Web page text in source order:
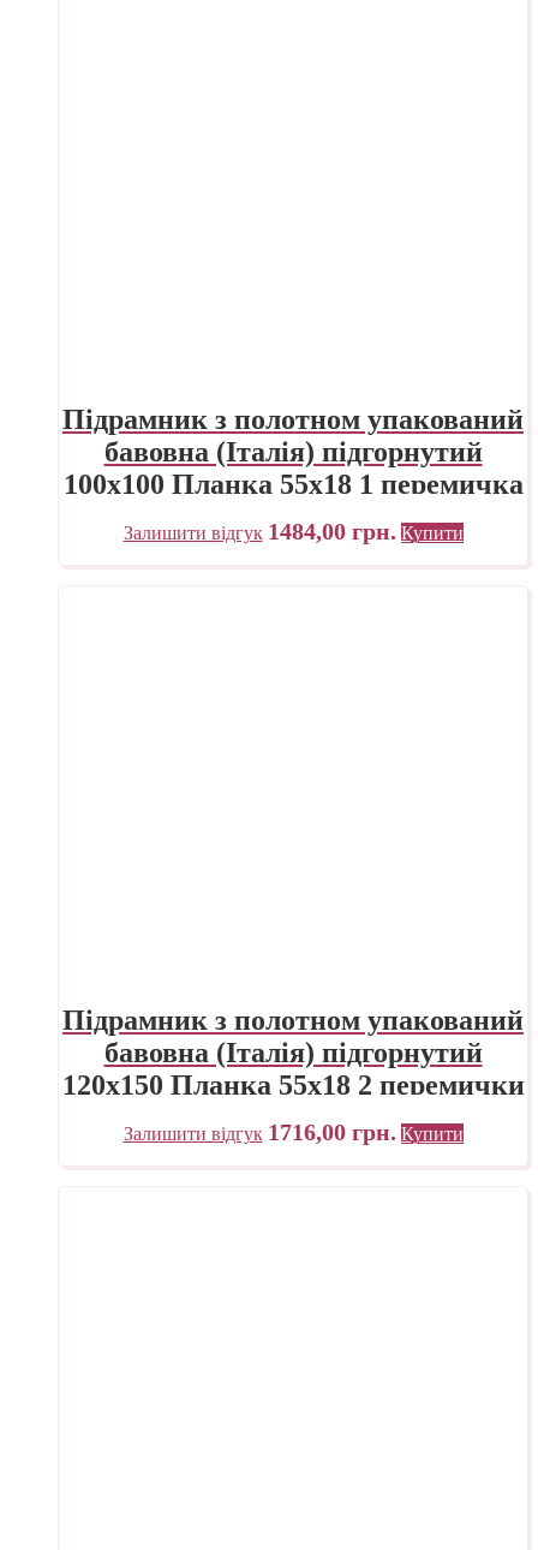
Підрамник з полотном упакований
бавовна (Італія) підгорнутий
100х100 Планка 55х18 1 перемичка
«Трек» Україна
Залишити відгук 1484,00 грн. Купити
Підрамник з полотном упакований
бавовна (Італія) підгорнутий
120х150 Планка 55х18 2 перемички
«Трек» Україна
Залишити відгук 1716,00 грн. Купити